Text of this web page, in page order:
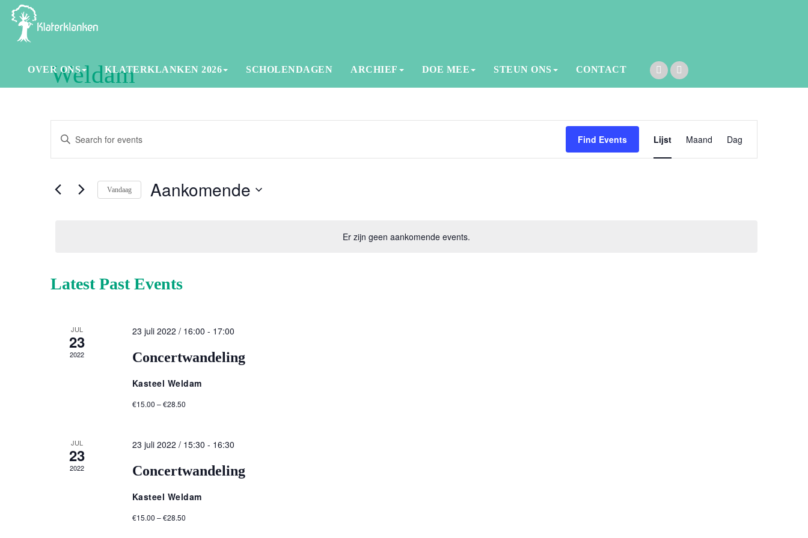
OVER ONS KLATERKLANKEN 2026 SCHOLENDAGEN ARCHIEF DOE MEE STEUN ONS CONTACT
Weldam
Er zijn geen aankomende events.
Events
Search
Views
Enter
Events
Find Events
Views
Navigation
Lijst Maand Dag
Vandaag Aankomende
Latest Past Events
JUL
23
2022
23 juli 2022 / 16:00 - 17:00
Concertwandeling
Kasteel Weldam
€15.00 – €28.50
JUL
23
2022
23 juli 2022 / 15:30 - 16:30
Concertwandeling
Kasteel Weldam
€15.00 – €28.50